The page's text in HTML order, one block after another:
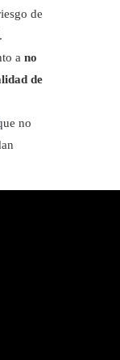
de
a no
de
no